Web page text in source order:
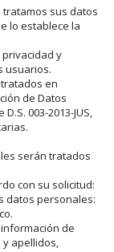
sus datos
lo establece la
y
usuarios.
en
de Datos
003-2013-JUS,
serán tratados
con su solicitud:
datos personales:
de
y apellidos,